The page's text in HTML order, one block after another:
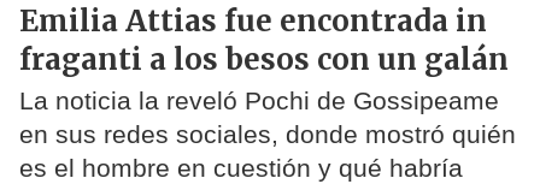
Emilia Attias fue encontrada in
fraganti a los besos con un galán
La noticia la reveló Pochi de Gossipeame
en sus redes sociales, donde mostró quién
es el hombre en cuestión y qué habría